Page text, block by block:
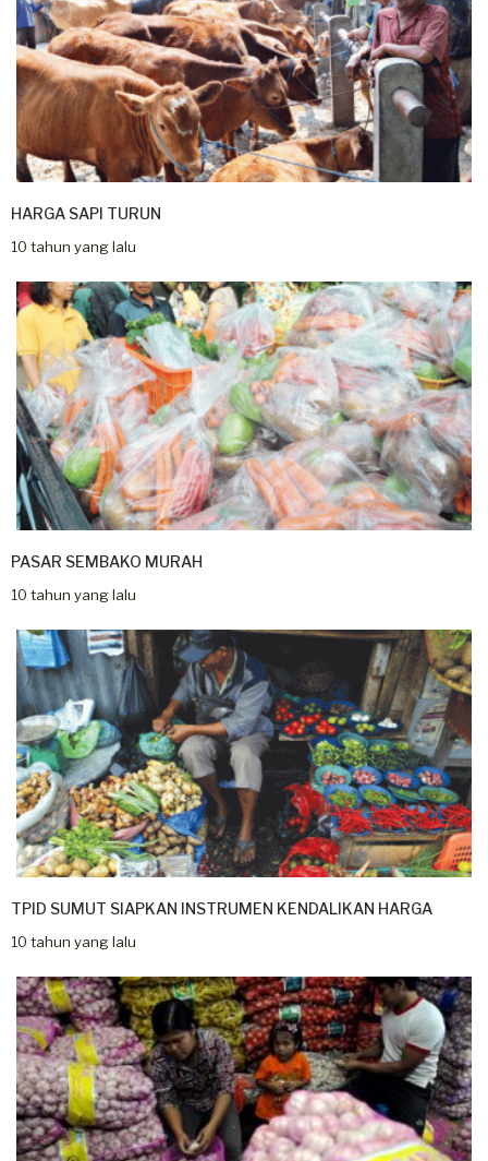
HARGA SAPI TURUN
10 tahun yang lalu
PASAR SEMBAKO MURAH
10 tahun yang lalu
TPID SUMUT SIAPKAN INSTRUMEN KENDALIKAN HARGA
10 tahun yang lalu